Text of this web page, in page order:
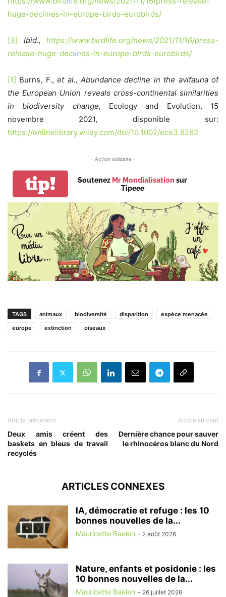
huge-declines-in-europe-birds-eurobirds/
[3] Ibid., https://www.birdlife.org/news/2021/11/16/press-
release-huge-declines-in-europe-birds-eurobirds/
[1] Burns, F.,et al., Abundance decline in the avifauna of
the European Union reveals cross-continental similarities
in biodiversity change, Ecology and Evolution, 15
novembre 2021, disponible sur:
https://onlinelibrary.wiley.com/doi/10.1002/ece3.8282
- Action solidaire -
tip! Soutenez Mr Mondialisation sur
Tipeee
TAGS animaux biodiversité disparition
espèce menacée
europe
extinction oiseaux
Article précédent
Deux amis créent des
baskets en bleus de travail
recyclés
Article suivant
Dernière chance pour sauver
le rhinocéros blanc du Nord
ARTICLES CONNEXES
IA, démocratie et refuge : les 10
bonnes nouvelles de la...
Mauricette Baelen - 2 août 2026
Nature, enfants et posidonie : les
10 bonnes nouvelles de la...
Mauricette Baelen - 26 juillet 2026